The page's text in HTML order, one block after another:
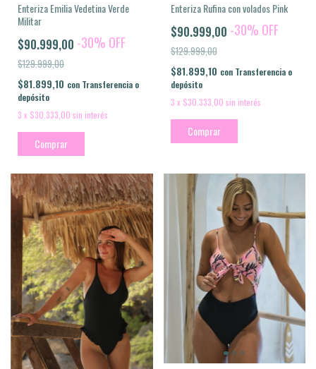
Enteriza Emilia Vedetina Verde
Militar
$90.999,00 -30% OFF
$129.999,00
$81.899,10 con Transferencia o
depósito
3 x $30.333,00 sin interés
Comprar
Enteriza Rufina con volados Pink
$90.999,00 -30% OFF
$129.999,00
$81.899,10 con Transferencia o
depósito
3 x $30.333,00 sin interés
Comprar